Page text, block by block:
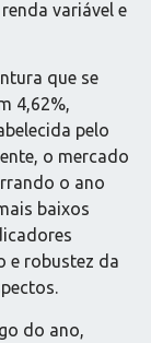
variável e
que se
4,62%,
pelo
o mercado
o ano
baixos
e robustez da
do ano,